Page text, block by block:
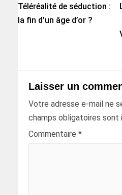
Téléréalité de séduction :
la fin d’un âge d’or ?
Laisser un
Votre adresse e-mail ne
champs obligatoires sont
Commentaire *